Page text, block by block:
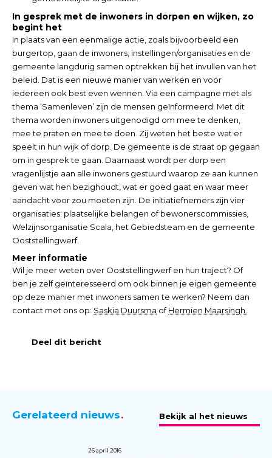
In gesprek met de inwoners in dorpen en wijken, zo
begint het
In plaats van een eenmalige actie, zoals bijvoorbeeld een
burgertop, gaan de inwoners, instellingen/organisaties en de
gemeente langdurig samen optrekken bij het invullen van het
beleid. Dat is een nieuwe manier van werken en voor
iedereen ook best even wennen. Via een campagne met als
thema ‘Samenleven’ zijn de mensen geïnformeerd. Met dit
thema worden inwoners uitgenodigd om mee te denken,
mee te praten en mee te doen. Zij weten het beste wat er
speelt in hun wijk of dorp. De gemeente is de straat op gegaan
om in gesprek te gaan. Daarnaast wordt per dorp een
vragenlijstje aan alle inwoners gestuurd waarop ze aan kunnen
geven wat hen bezighoudt, wat er goed gaat en waar meer
aandacht voor zou moeten zijn. De initiatiefnemers zijn vier
organisaties: plaatselijke belangen of bewonerscommissies,
Welzijnsorganisatie Scala, het Gebiedsteam en de gemeente
Ooststellingwerf.
Meer informatie
Wil je meer weten over Ooststellingwerf en hun traject? Of
ben je zelf geïnteresseerd om ook binnen je eigen gemeente
op deze manier met inwoners samen te werken? Neem dan
contact met ons op: Saskia Duursma ofHermien Maarsingh.
Deel dit bericht
Gerelateerd nieuws Bekijk al het nieuws
26 april 2016